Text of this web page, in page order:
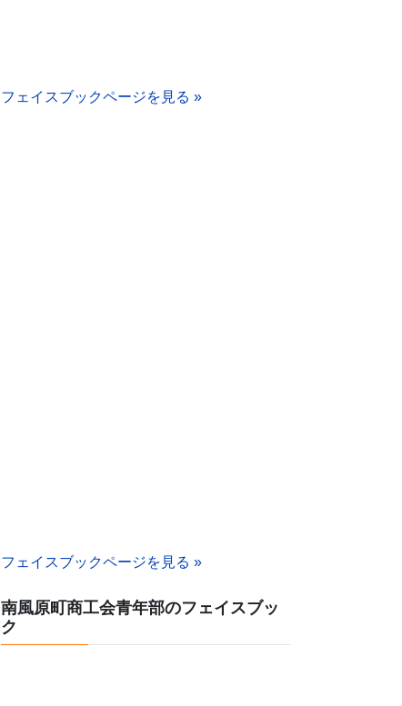
フェイスブックページを見る »
フェイスブックページを見る »
南風原町商工会青年部のフェイスブッ
ク